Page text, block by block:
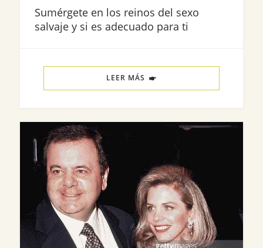
Sumérgete en los reinos del sexo
salvaje y si es adecuado para ti
LEER MÁS